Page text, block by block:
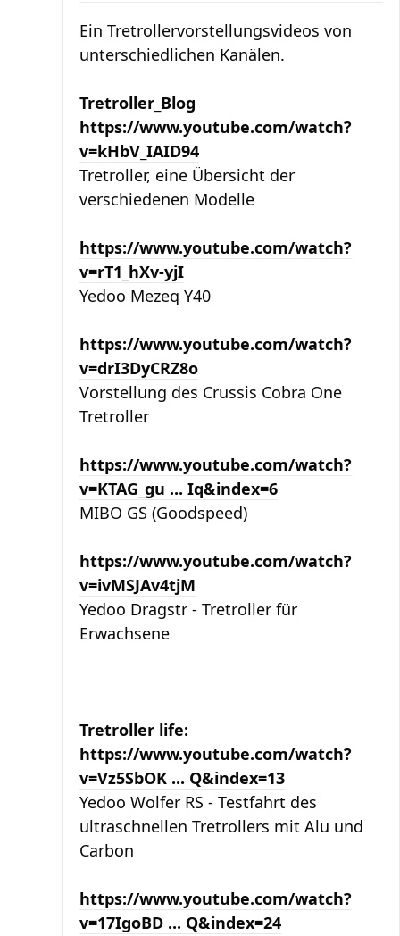
Ein Tretrollervorstellungsvideos von
unterschiedlichen Kanälen.
Tretroller_Blog
https://www.youtube.com/watch?
v=kHbV_IAID94
Tretroller, eine Übersicht der
verschiedenen Modelle
https://www.youtube.com/watch?
v=rT1_hXv-yjI
Yedoo Mezeq Y40
https://www.youtube.com/watch?
v=drI3DyCRZ8o
Vorstellung des Crussis Cobra One
Tretroller
https://www.youtube.com/watch?
v=KTAG_gu ... Iq&index=6
MIBO GS (Goodspeed)
https://www.youtube.com/watch?
v=ivMSJAv4tjM
Yedoo Dragstr - Tretroller für
Erwachsene
Tretroller life:
https://www.youtube.com/watch?
v=Vz5SbOK ... Q&index=13
Yedoo Wolfer RS - Testfahrt des
ultraschnellen Tretrollers mit Alu und
Carbon
https://www.youtube.com/watch?
v=17IgoBD ... Q&index=24